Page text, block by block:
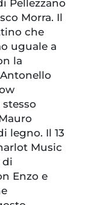
Pellezzano
Morra. Il
che
uguale a
la
legno. Il 13
Music
di
Enzo e